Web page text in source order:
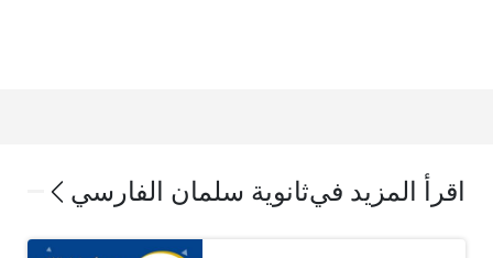
اقرأ المزيد فيثانوية سلمان الفارسي